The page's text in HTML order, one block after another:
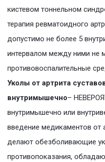
кистевом тоннельном
терапия ревматоидного
допустимо не более 5
интервалом между ними не
противовоспалительные
Уколы от артрита
внутримышечно–
внутримышечно или
введение медикаментов от
делают обезболивающие
противопоказания,